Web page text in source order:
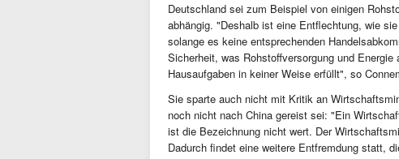
Deutschland sei zum Beispiel von einigen
abhängig. "Deshalb ist eine Entflechtung, wie
solange es keine entsprechenden
Sicherheit, was Rohstoffversorgung und
Hausaufgaben in keiner Weise erfüllt", so
Sie sparte auch nicht mit Kritik an
noch nicht nach China gereist sei: "Ein
ist die Bezeichnung nicht wert. Der
Dadurch findet eine weitere Entfremdung statt,